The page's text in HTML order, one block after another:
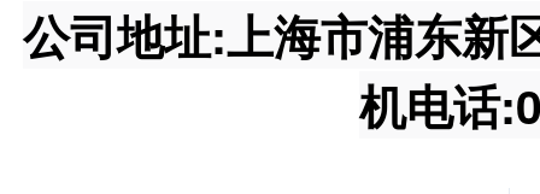
公司地址:上海市浦东新
机电话